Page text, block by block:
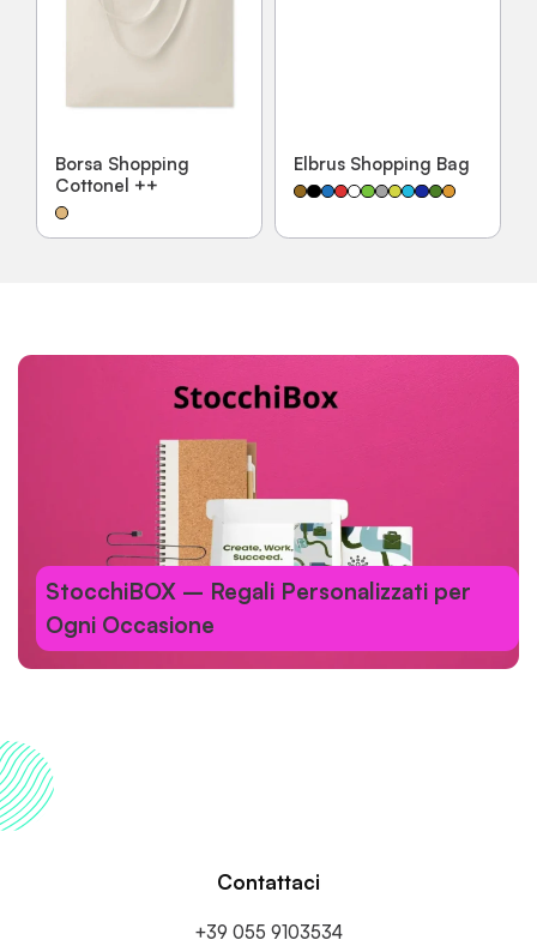
Borsa Shopping
Cottonel ++
Elbrus Shopping Bag
StocchiBOX – Regali Personalizzati per
Ogni Occasione
Contattaci
+39 055 9103534